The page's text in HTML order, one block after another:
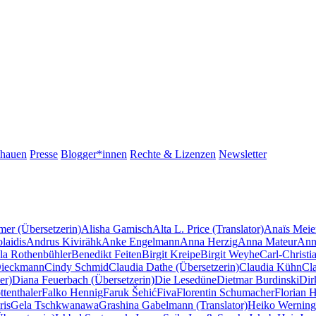
Presse Blogger*innen Rechte & Lizenzen Newsletter
(Übersetzerin)Alisha GamischAlta L. Price (Translator)Anaïs
Andrus KivirähkAnke EngelmannAnna HerzigAnna Mateur
RothenbühlerBenedikt FeitenBirgit KreipeBirgit WeyheCarl-
Cindy SchmidClaudia Dathe (Übersetzerin)Claudia Kühn
Diana Feuerbach (Übersetzerin)Die LesedüneDietmar Burdinski
Falko HennigFaruk ŠehićFivaFlorentin SchumacherFlorian
Gela TschkwanawaGrashina Gabelmann (Translator)Heiko Werning